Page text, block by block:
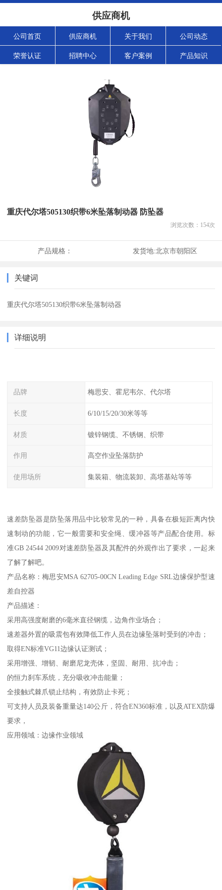
供应商机
公司首页 供应商机 关于我们 公司动态
荣誉认证 招聘中心 客户案例 产品知识
重庆代尔塔505130织带6米坠落制动器 防坠器
浏览次数： 154次
产品规格： 发货地:北京市朝阳区
关键词
重庆代尔塔505130织带6米坠落制动器
详细说明
品牌 梅思安、霍尼韦尔、代尔塔
长度 6/10/15/20/30米等等
材质 镀锌钢缆、不锈钢、织带
作用 高空作业坠落防护
使用场所 集装箱、物流装卸、高塔基站等等
速差防坠器是防坠落用品中比较常见的一种，具备在极短距离内快
速制动的功能，它一般需要和安全绳、缓冲器等产品配合使用。标
准GB 24544 2009对速差防坠器及其配件的外观作出了要求，一起来
了解了解吧。
产品名称：梅思安MSA 62705-00CN Leading Edge SRL边缘保护型速
差自控器
产品描述：
采用高强度耐磨的6毫米直径钢缆，边角作业场合；
速差器外置的吸震包有效降低工作人员在边缘坠落时受到的冲击；
取得EN标准VG11边缘认证测试；
采用增强、增韧、耐磨尼龙壳体，坚固、耐用、抗冲击；
的恒力刹车系统，充分吸收冲击能量；
全接触式棘爪锁止结构，有效防止卡死；
可支持人员及装备重量达140公斤，符合EN360标准，以及ATEX防爆
要求，
应用领域：边缘作业领域